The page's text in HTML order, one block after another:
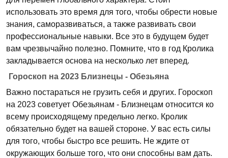
использовать это время для того, чтобы обрести новые
знания, саморазвиваться, а также развивать свои
профессиональные навыки. Все это в будущем будет
вам чрезвычайно полезно. Помните, что в год Кролика
закладывается основа на несколько лет вперед.
Гороскоп на 2023 Близнецы - Обезьяна
Важно постараться не грузить себя и других. Гороскоп
на 2023 советует Обезьянам - Близнецам относится ко
всему происходящему предельно легко. Кролик
обязательно будет на вашей стороне. У вас есть силы
для того, чтобы быстро все решить. Не ждите от
окружающих больше того, что они способны вам дать.